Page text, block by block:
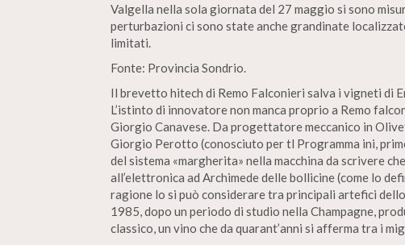
Valgella nella sola giornata del 27 maggio si sono
perturbazioni ci sono state anche grandinate
limitati.
Fonte: Provincia Sondrio.
Il brevetto hitech di Remo Falconieri salva i vigneti di
L’istinto di innovatore non manca proprio a Remo
Giorgio Canavese. Da progettatore meccanico in
Giorgio Perotto (conosciuto per tl Programma ini,
del sistema «margherita» nella macchina da scrivere
all’elettronica ad Archimede delle bollicine (come lo
ragione lo si può considerare tra principali artefici
1985, dopo un periodo di studio nella Champagne,
classico, un vino che da quarant’anni si afferma tra i